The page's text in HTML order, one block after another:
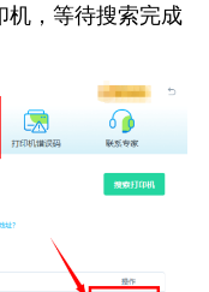
机，等待搜索完成